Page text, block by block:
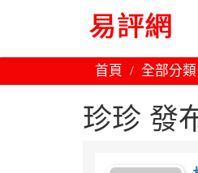
首頁 全部分類
珍珍 發